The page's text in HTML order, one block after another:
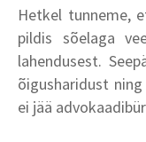
Hetkel tunneme,
pildis sõelaga
lahendusest.
õigusharidust
ei jää